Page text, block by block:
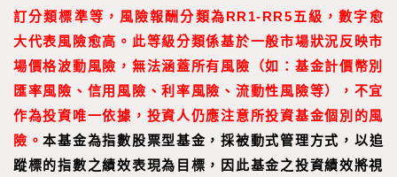
訂分類標準等，風險報酬分類為RR1-RR5五級，數字愈
大代表風險愈高。此等級分類係基於一般市場狀況反映市
場價格波動風險，無法涵蓋所有風險（如：基金計價幣別
匯率風險、信用風險、利率風險、流動性風險等），不宜
作為投資唯一依據，投資人仍應注意所投資基金個別的風
險。本基金為指數股票型基金，採被動式管理方式，以追
蹤標的指數之績效表現為目標，因此基金之投資績效將視